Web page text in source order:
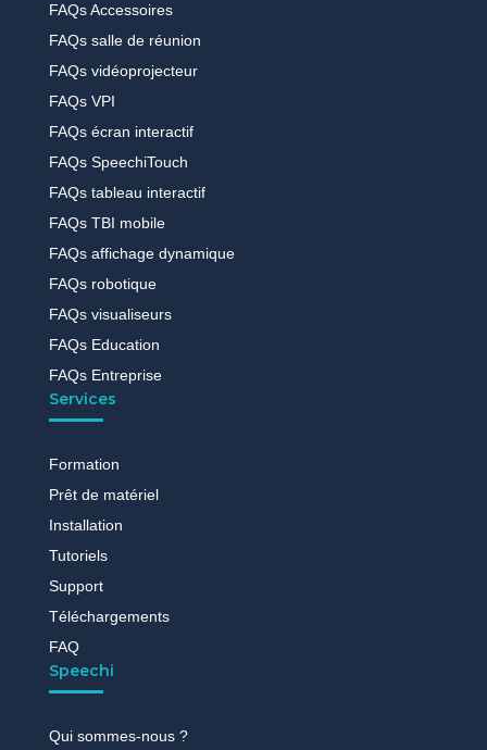
FAQs Accessoires
FAQs salle de réunion
FAQs vidéoprojecteur
FAQs VPI
FAQs écran interactif
FAQs SpeechiTouch
FAQs tableau interactif
FAQs TBI mobile
FAQs affichage dynamique
FAQs robotique
FAQs visualiseurs
FAQs Education
FAQs Entreprise
Services
Formation
Prêt de matériel
Installation
Tutoriels
Support
Téléchargements
FAQ
Speechi
Qui sommes-nous ?